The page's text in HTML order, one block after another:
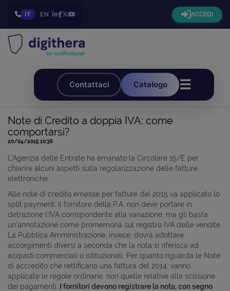
IT / EN ACCEDI
Contattaci Catalogo ☰
Note di Credito a doppia IVA: come
comportarsi?
20/04/2015 10:36
L'Agenzia delle Entrate ha emanato la Circolare 15/E per
chiarire alcuni aspetti sulla regolarizzazione delle fatture
elettroniche.
Alle note di credito emesse per fatture del 2015 va applicato lo
split payment: il fornitore della P.A. non deve portare in
detrazione l'IVA corrispondente alla variazione, ma gli basta
un'annotazione come promemoria sul registro IVA delle vendite.
La Pubblica Amministrazione, invece, dovrà adottare
accorgimenti diversi a seconda che la nota si riferisca ad
acquisti commerciali o istituzionali. Per quanto riguarda le Note
di accredito che rettificano una fattura del 2014, vanno
applicate le regole ordinarie, non quelle relative alla scissione
dei pagamenti.
I fornitori devono registrare la nota, con segno